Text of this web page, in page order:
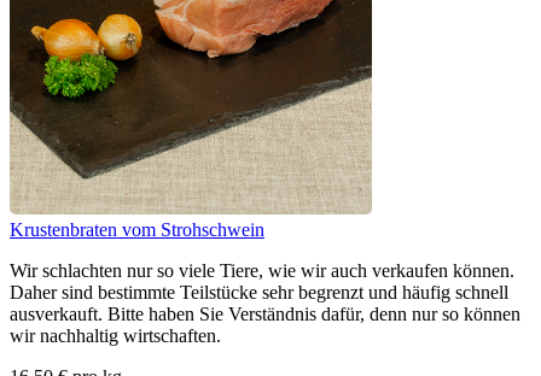
Krustenbraten vom Strohschwein
Wir schlachten nur so viele Tiere, wie wir auch verkaufen können.
Daher sind bestimmte Teilstücke sehr begrenzt und häufig schnell
ausverkauft. Bitte haben Sie Verständnis dafür, denn nur so können
wir nachhaltig wirtschaften.